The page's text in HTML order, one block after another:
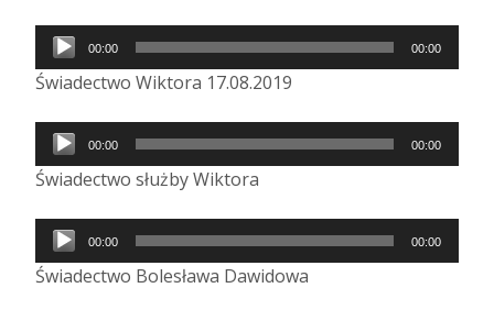
Odtwarzacz
plików
dźwiękowych
00:00 00:00
Świadectwo Wiktora 17.08.2019
Odtwarzacz
plików
dźwiękowych
00:00 00:00
Świadectwo służby Wiktora
Odtwarzacz
plików
dźwiękowych
00:00 00:00
Świadectwo Bolesława Dawidowa